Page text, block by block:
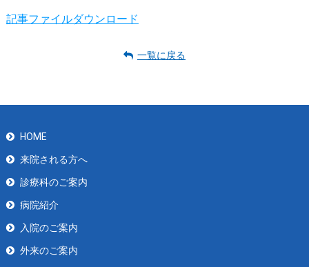
記事ファイルダウンロード
一覧に戻る
HOME
来院される方へ
診療科のご案内
病院紹介
入院のご案内
外来のご案内